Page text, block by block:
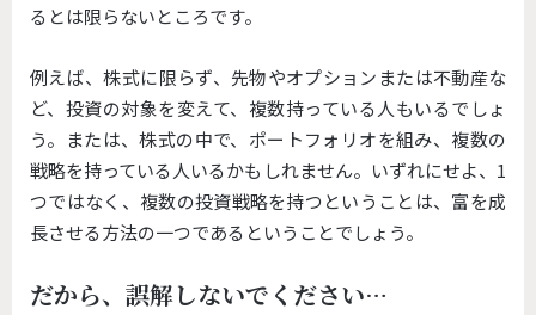
るとは限らないところです。
例えば、株式に限らず、先物やオプションまたは不動産な
ど、投資の対象を変えて、複数持っている人もいるでしょ
う。または、株式の中で、ポートフォリオを組み、複数の
戦略を持っている人いるかもしれません。いずれにせよ、1
つではなく、複数の投資戦略を持つということは、富を成
長させる方法の一つであるということでしょう。
だから、誤解しないでください…